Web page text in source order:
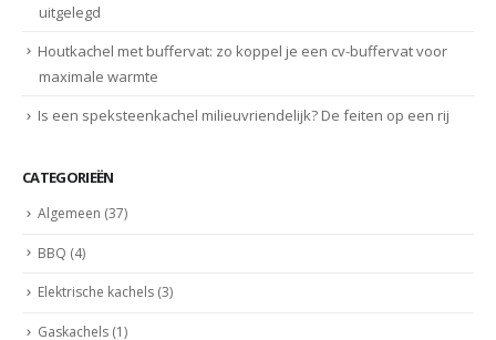
uitgelegd
Houtkachel met buffervat: zo koppel je een cv-buffervat voor
maximale warmte
Is een speksteenkachel milieuvriendelijk? De feiten op een rij
CATEGORIEËN
Algemeen (37)
BBQ (4)
Elektrische kachels (3)
Gaskachels (1)